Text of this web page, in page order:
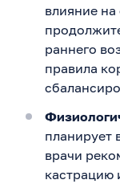
влияние
раннего
правила
планирует
врачи
кастрацию